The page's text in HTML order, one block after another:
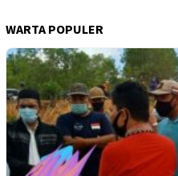
WARTA POPULER